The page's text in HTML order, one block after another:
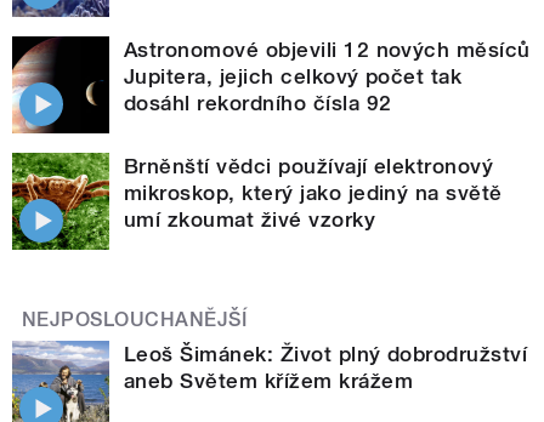
Astronomové objevili 12 nových měsíců
Jupitera, jejich celkový počet tak
dosáhl rekordního čísla 92
Brněnští vědci používají elektronový
mikroskop, který jako jediný na světě
umí zkoumat živé vzorky
NEJPOSLOUCHANĚJŠÍ
Leoš Šimánek: Život plný dobrodružství
aneb Světem křížem krážem